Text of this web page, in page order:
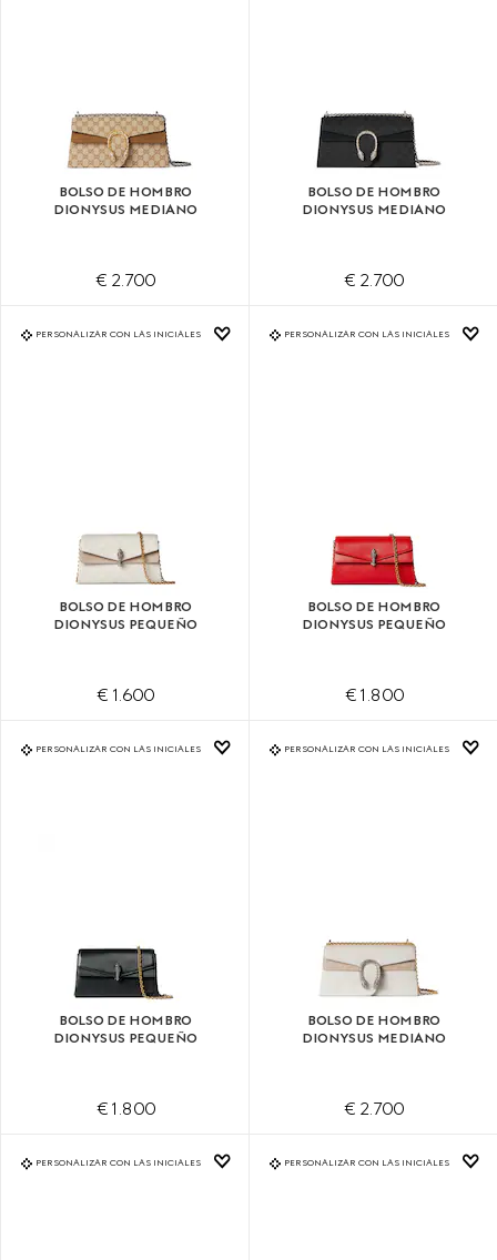
BOLSO DE HOMBRO
DIONYSUS MEDIANO
€ 2.700
BOLSO DE HOMBRO
DIONYSUS MEDIANO
€ 2.700
PERSONALIZAR CON LAS INICIALES
BOLSO DE HOMBRO
DIONYSUS PEQUEÑO
€ 1.600
PERSONALIZAR CON LAS INICIALES
BOLSO DE HOMBRO
DIONYSUS PEQUEÑO
€ 1.800
PERSONALIZAR CON LAS INICIALES
BOLSO DE HOMBRO
DIONYSUS PEQUEÑO
€ 1.800
PERSONALIZAR CON LAS INICIALES
BOLSO DE HOMBRO
DIONYSUS MEDIANO
€ 2.700
PERSONALIZAR CON LAS INICIALES PERSONALIZAR CON LAS INICIALES